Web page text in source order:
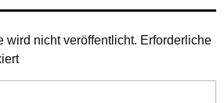
wird nicht veröffentlicht. Erforderliche